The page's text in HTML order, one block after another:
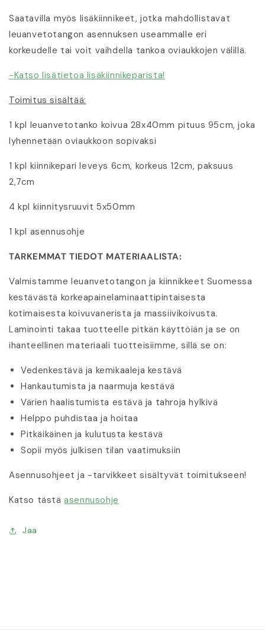
Saatavilla myös lisäkiinnikeet, jotka mahdollistavat
leuanvetotangon asennuksen useammalle eri
korkeudelle tai voit vaihdella tankoa oviaukkojen välillä.
-Katso lisätietoa lisäkiinnikeparista!
Toimitus sisältää:
1 kpl leuanvetotanko koivua 28x40mm pituus 95cm, joka
lyhennetään oviaukkoon sopivaksi
1 kpl kiinnikepari leveys 6cm, korkeus 12cm, paksuus
2,7cm
4 kpl kiinnitysruuvit 5x50mm
1 kpl asennusohje
TARKEMMAT TIEDOT MATERIAALISTA:
Valmistamme leuanvetotangon ja kiinnikkeet Suomessa
kestävästä korkeapainelaminaattipintaisesta
kotimaisesta koivuvanerista ja massiivikoivusta.
Laminointi takaa tuotteelle pitkän käyttöiän ja se on
ihanteellinen materiaali tuotteisiimme, sillä se on:
Vedenkestävä ja kemikaaleja kestävä
Hankautumista ja naarmuja kestävä
Värien haalistumista estävä ja tahroja hylkivä
Helppo puhdistaa ja hoitaa
Pitkäikäinen ja kulutusta kestävä
Sopii myös julkisen tilan vaatimuksiin
Asennusohjeet ja -tarvikkeet sisältyvät toimitukseen!
Katso tästäasennusohje
Jaa